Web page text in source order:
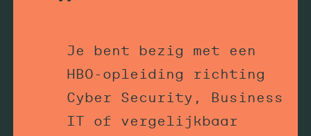
Je bent bezig met een
HBO-opleiding richting
Cyber Security, Business
IT of vergelijkbaar